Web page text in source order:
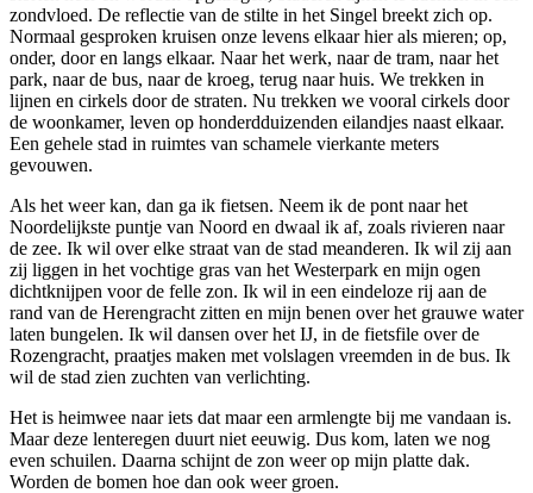
zondvloed. De reflectie van de stilte in het Singel breekt zich op.
Normaal gesproken kruisen onze levens elkaar hier als mieren; op,
onder, door en langs elkaar. Naar het werk, naar de tram, naar het
park, naar de bus, naar de kroeg, terug naar huis. We trekken in
lijnen en cirkels door de straten. Nu trekken we vooral cirkels door
de woonkamer, leven op honderdduizenden eilandjes naast elkaar.
Een gehele stad in ruimtes van schamele vierkante meters
gevouwen.
Als het weer kan, dan ga ik fietsen. Neem ik de pont naar het
Noordelijkste puntje van Noord en dwaal ik af, zoals rivieren naar
de zee. Ik wil over elke straat van de stad meanderen. Ik wil zij aan
zij liggen in het vochtige gras van het Westerpark en mijn ogen
dichtknijpen voor de felle zon. Ik wil in een eindeloze rij aan de
rand van de Herengracht zitten en mijn benen over het grauwe water
laten bungelen. Ik wil dansen over het IJ, in de fietsfile over de
Rozengracht, praatjes maken met volslagen vreemden in de bus. Ik
wil de stad zien zuchten van verlichting.
Het is heimwee naar iets dat maar een armlengte bij me vandaan is.
Maar deze lenteregen duurt niet eeuwig. Dus kom, laten we nog
even schuilen. Daarna schijnt de zon weer op mijn platte dak.
Worden de bomen hoe dan ook weer groen.